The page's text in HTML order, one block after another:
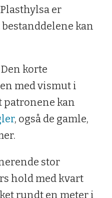
er
kan
korte
med vismut i
patronene kan
, også de gamle,
stor
hold med kvart
rundt en meter i